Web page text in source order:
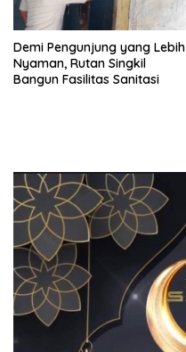
Demi Pengunjung yang Lebih
Nyaman, Rutan Singkil
Bangun Fasilitas Sanitasi